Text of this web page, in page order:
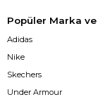
Popüler Marka
Adidas
Nike
Skechers
Under Armour